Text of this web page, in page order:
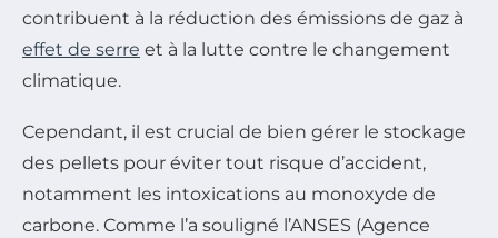
contribuent à la réduction des émissions de gaz à
effet de serre et à la lutte contre le changement
climatique.
Cependant, il est crucial de bien gérer le stockage
des pellets pour éviter tout risque d’accident,
notamment les intoxications au monoxyde de
carbone. Comme l’a souligné l’ANSES (Agence